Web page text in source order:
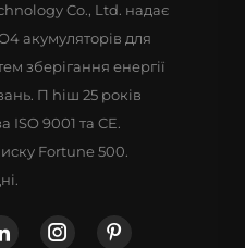
Co., Ltd. надає
акумуляторів для
зберігання енергії
П hiш 25 років
ISO 9001 та CE.
Fortune 500.